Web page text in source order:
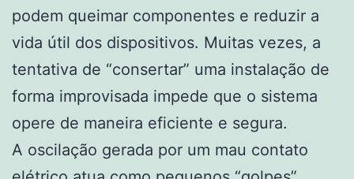
podem queimar componentes e reduzir a
vida útil dos dispositivos. Muitas vezes, a
tentativa de “consertar” uma instalação de
forma improvisada impede que o sistema
opere de maneira eficiente e segura.
A oscilação gerada por um mau contato